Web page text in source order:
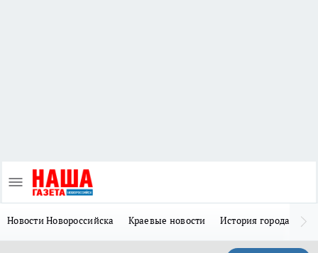
Новости Новороссийска Краевые новости История города Н